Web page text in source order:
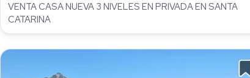
VENTA CASA NUEVA 3 NIVELES EN PRIVADA EN SANTA
CATARINA